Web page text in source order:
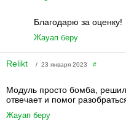
Благодарю за оценку!
Жауап беру
Relikt / 23 января 2023 #
Модуль просто бомба,
отвечает и помог
Жауап беру